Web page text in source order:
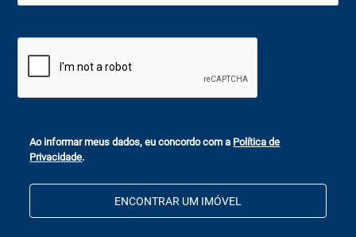
Ao informar meus dados, eu concordo com a Política de
Privacidade.
ENCONTRAR UM IMÓVEL